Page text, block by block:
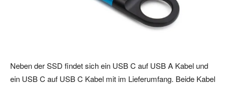
Neben der SSD findet sich ein USB C auf USB A Kabel und
ein USB C auf USB C Kabel mit im Lieferumfang. Beide Kabel